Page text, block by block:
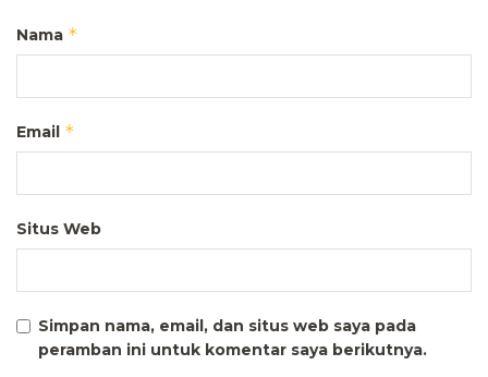
Nama *
Email *
Situs Web
Simpan nama, email, dan situs web saya pada
peramban ini untuk komentar saya berikutnya.